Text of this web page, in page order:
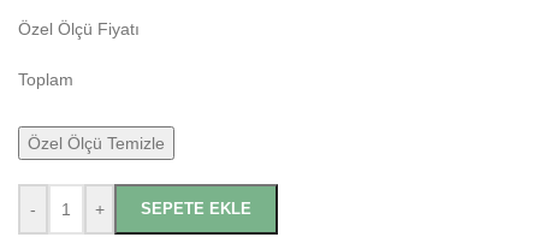
Özel Ölçü Fiyatı
Toplam
Özel Ölçü Temizle
- + SEPETE EKLE